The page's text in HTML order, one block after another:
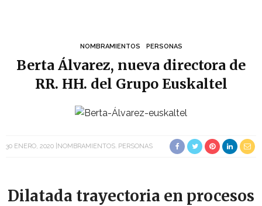
NOMBRAMIENTOS PERSONAS
Berta Álvarez, nueva directora de
RR. HH. del Grupo Euskaltel
30 ENERO, 2020 NOMBRAMIENTOS PERSONAS
Dilatada trayectoria en procesos